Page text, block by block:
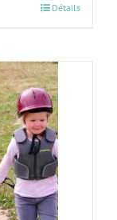
Détails